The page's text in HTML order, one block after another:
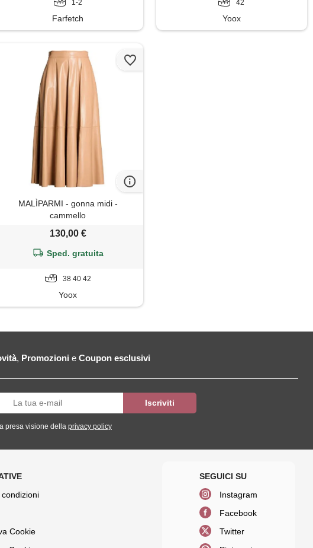
1-2
Farfetch
42
Yoox
MALÌPARMI - gonna midi -
cammello
130,00 €
Sped. gratuita
38 40 42
Yoox
, Promozioni e Coupon esclusivi
presa visione della privacy policy
Cookie
Instagram
Facebook
Twitter